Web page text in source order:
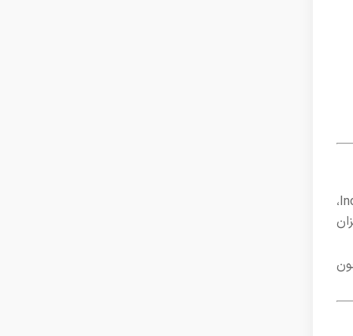
«شرکت آریا صنعت» یکی از برندهای موفق در زمینه ساخت سوله و تجهیزات کارخانه‌ای بود. تا قبل از استفاده از قالب Industrium،